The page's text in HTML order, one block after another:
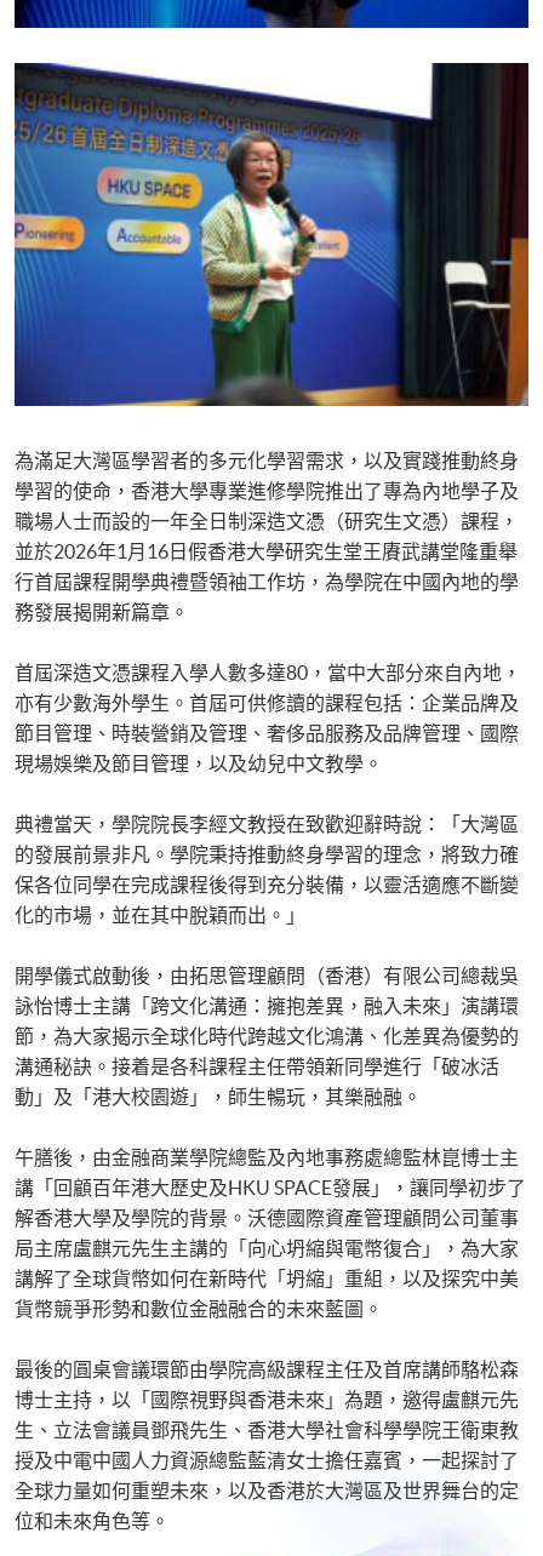
為滿足大灣區學習者的多元化學習需求，以及實踐推動終身
學習的使命，香港大學專業進修學院推出了專為內地學子及
職場人士而設的一年全日制深造文憑（研究生文憑）課程，
並於2026年1月16日假香港大學研究生堂王賡武講堂隆重舉
行首屆課程開學典禮暨領袖工作坊，為學院在中國內地的學
務發展揭開新篇章。
首屆深造文憑課程入學人數多達80，當中大部分來自內地，
亦有少數海外學生。首屆可供修讀的課程包括：企業品牌及
節目管理、時裝營銷及管理、奢侈品服務及品牌管理、國際
現場娛樂及節目管理，以及幼兒中文教學。
典禮當天，學院院長李經文教授在致歡迎辭時說：「大灣區
的發展前景非凡。學院秉持推動終身學習的理念，將致力確
保各位同學在完成課程後得到充分裝備，以靈活適應不斷變
化的市場，並在其中脫穎而出。」
開學儀式啟動後，由拓思管理顧問（香港）有限公司總裁吳
詠怡博士主講「跨文化溝通：擁抱差異，融入未來」演講環
節，為大家揭示全球化時代跨越文化鴻溝、化差異為優勢的
溝通秘訣。接着是各科課程主任帶領新同學進行「破冰活
動」及「港大校園遊」，師生暢玩，其樂融融。
午膳後，由金融商業學院總監及內地事務處總監林崑博士主
講「回顧百年港大歷史及HKU SPACE發展」，讓同學初步了
解香港大學及學院的背景。沃德國際資產管理顧問公司董事
局主席盧麒元先生主講的「向心坍縮與電幣復合」，為大家
講解了全球貨幣如何在新時代「坍縮」重組，以及探究中美
貨幣競爭形勢和數位金融融合的未來藍圖。
最後的圓桌會議環節由學院高級課程主任及首席講師駱松森
博士主持，以「國際視野與香港未來」為題，邀得盧麒元先
生、立法會議員鄧飛先生、香港大學社會科學學院王衛東教
授及中電中國人力資源總監藍清女士擔任嘉賓，一起探討了
全球力量如何重塑未來，以及香港於大灣區及世界舞台的定
位和未來角色等。